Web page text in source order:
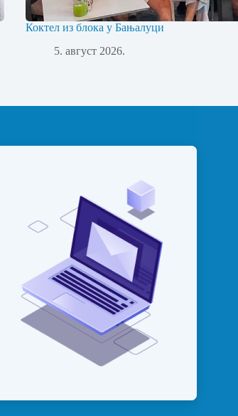
Коктел из блока у Бањалуци
5. август 2026.